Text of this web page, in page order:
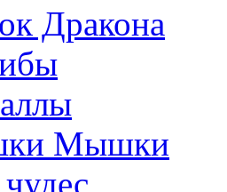
Дракона
Мышки